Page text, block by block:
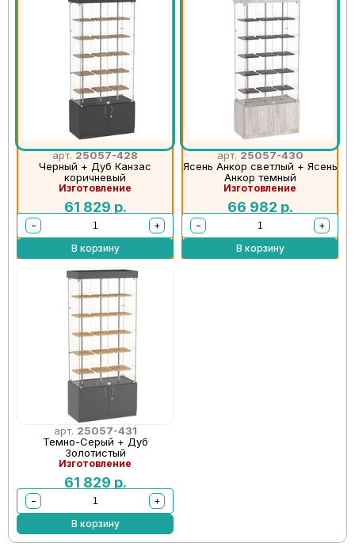
арт.25057-428
Черный + Дуб Канзас
коричневый
Изготовление
61 829 р.
−
+
В корзину
арт.25057-430
Ясень Анкор светлый + Ясень
Анкор темный
Изготовление
66 982 р.
−
+
В корзину
арт. 25057-431
Темно-Серый + Дуб
Золотистый
Изготовление
61 829 р.
−
+
В корзину